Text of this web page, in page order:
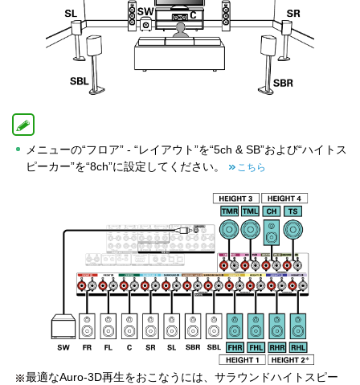
メニューの“フロア” - “レイアウト”を“5ch & SB”および“ハイトス
ピーカー”を“8ch”に設定してください。
こちら
最適なAuro-3D再生をおこなうには、サラウンドハイトスピー